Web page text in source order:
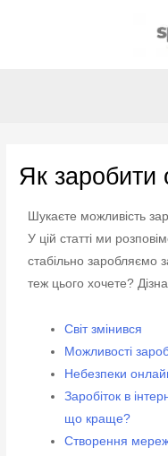
Як заробити
Шукаєте можливість
У цій статті ми
стабільно заробляємо
теж цього хочете?
Світ змінився
Можливості
Небезпеки
Заробіток в
що краще?
Створення